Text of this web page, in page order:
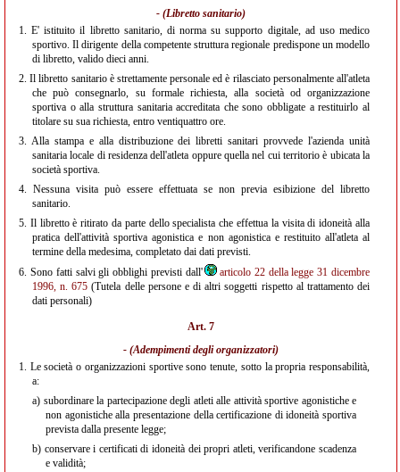
- (Libretto sanitario)
1.E' istituito il libretto sanitario, di norma su supporto digitale, ad uso medico
sportivo. Il dirigente della competente struttura regionale predispone un modello
di libretto, valido dieci anni.
2.Il libretto sanitario è strettamente personale ed è rilasciato personalmente all'atleta
che può consegnarlo, su formale richiesta, alla società od organizzazione
sportiva o alla struttura sanitaria accreditata che sono obbligate a restituirlo al
titolare su sua richiesta, entro ventiquattro ore.
3. Alla stampa e alla distribuzione dei libretti sanitari provvede l'azienda unità
sanitaria locale di residenza dell'atleta oppure quella nel cui territorio è ubicata la
società sportiva.
4. Nessuna visita può essere effettuata se non previa esibizione del libretto
sanitario.
5. Il libretto è ritirato da parte dello specialista che effettua la visita di idoneità alla
pratica dell'attività sportiva agonistica e non agonistica e restituito all'atleta al
termine della medesima, completato dai dati previsti.
6. Sono fatti salvi gli obblighi previsti dall'
articolo 22 della legge 31 dicembre
1996, n. 675 (Tutela delle persone e di altri soggetti rispetto al trattamento dei
dati personali)
Art. 7
- (Adempimenti degli organizzatori)
1. Le società o organizzazioni sportive sono tenute, sotto la propria responsabilità,
a:
a) subordinare la partecipazione degli atleti alle attività sportive agonistiche e
non agonistiche alla presentazione della certificazione di idoneità sportiva
prevista dalla presente legge;
b) conservare i certificati di idoneità dei propri atleti, verificandone scadenza
e validità;